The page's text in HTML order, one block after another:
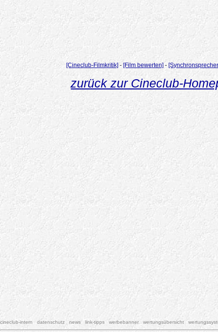
[Cineclub-Filmkritik] - [Film bewerten] -
zurück zur Cineclub-
cineclub-intern datenschutz news link-tipps werbebanner wertungsübersicht